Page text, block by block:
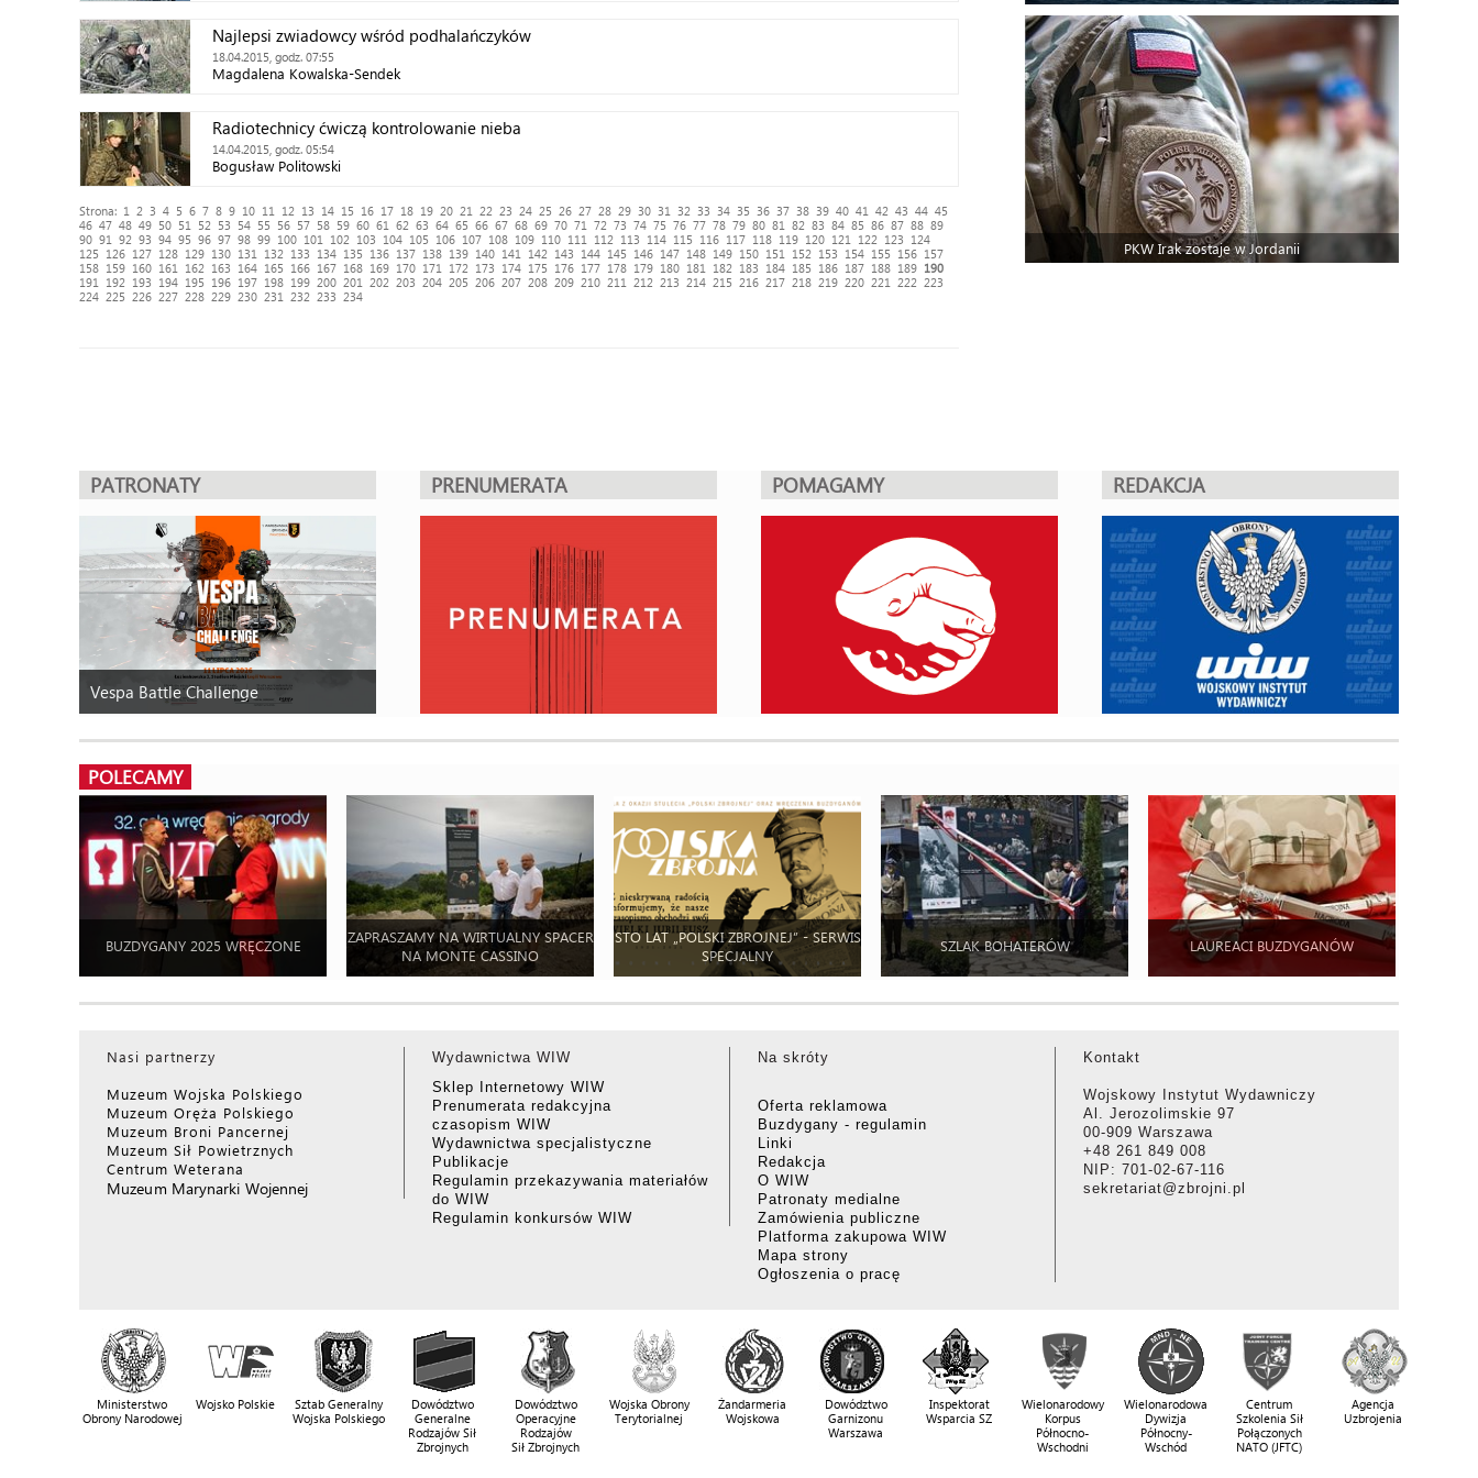
Najlepsi zwiadowcy wśród podhalańczyków
18.04.2015, godz. 07:55
Magdalena Kowalska-Sendek
Radiotechnicy ćwiczą kontrolowanie nieba
14.04.2015, godz. 05:54
Bogusław Politowski
Strona: 1 2 3 4 5 6 7 8 9 10 11 12 13 14 15 16 17 18 19 20 21 22 23 24 25 26 27 28 29 30 31 32 33 34 35 36 37 38 39 40 41 42 43 44 45
46 47 48 49 50 51 52 53 54 55 56 57 58 59 60 61 62 63 64 65 66 67 68 69 70 71 72 73 74 75 76 77 78 79 80 81 82 83 84 85 86 87 88 89
90 91 92 93 94 95 96 97 98 99 100 101 102 103 104 105 106 107 108 109 110 111 112 113 114 115 116 117 118 119 120 121 122 123
124
125
126 127 128 129 130 131 132 133 134 135 136 137 138 139 140 141 142 143 144 145 146 147 148 149 150 151 152 153 154 155 156 157
158 159 160 161 162 163 164 165 166 167 168 169 170 171 172 173 174 175 176 177 178 179 180 181 182 183 184 185 186 187 188 189 190
191
192 193 194 195 196 197 198 199 200 201 202 203 204 205 206 207 208 209 210 211 212 213 214 215 216 217 218 219 220 221 222
223
224 225 226 227 228 229 230 231 232 233 234
PKW Irak zostaje w Jordanii
PATRONATY
Vespa Battle Challenge
PRENUMERATA POMAGAMY REDAKCJA
POLECAMY
BUZDYGANY 2025 WRĘCZONE
ZAPRASZAMY NA WIRTUALNY SPACER
NA MONTE CASSINO
STO LAT „POLSKI ZBROJNEJ” - SERWIS
SPECJALNY
SZLAK BOHATERÓW LAUREACI BUZDYGANÓW
Nasi partnerzy
Muzeum Wojska Polskiego
Muzeum Oręża Polskiego
Muzeum Broni Pancernej
Muzeum Sił Powietrznych
Centrum Weterana
Muzeum Marynarki Wojennej
Wydawnictwa WIW
Sklep Internetowy WIW
Prenumerata redakcyjna
czasopism WIW
Wydawnictwa specjalistyczne
Publikacje
Regulamin przekazywania materiałów
do WIW
Regulamin konkursów WIW
Na skróty
Oferta reklamowa
Buzdygany - regulamin
Linki
Redakcja
O WIW
Patronaty medialne
Zamówienia publiczne
Platforma zakupowa WIW
Mapa strony
Ogłoszenia o pracę
Kontakt
Wojskowy Instytut Wydawniczy
Al. Jerozolimskie 97
00-909 Warszawa
+48 261 849 008
NIP: 701-02-67-116
sekretariat@zbrojni.pl
Ministerstwo
Obrony Narodowej
Wojsko Polskie
Sztab Generalny
Wojska Polskiego
Dowództwo
Generalne
Rodzajów Sił
Zbrojnych
Dowództwo
Operacyjne
Rodzajów
Sił Zbrojnych
Wojska Obrony
Terytorialnej
Żandarmeria
Wojskowa
Dowództwo
Garnizonu
Warszawa
Inspektorat
Wsparcia SZ
Wielonarodowy
Korpus
Północno-
Wschodni
Wielonarodowa
Dywizja
Północny-
Wschód
Centrum
Szkolenia Sił
Połączonych
NATO (JFTC)
Agencja
Uzbrojenia